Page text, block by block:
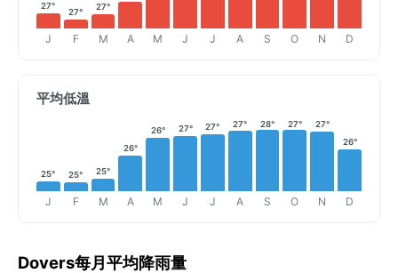
27°
J
27°
F
27°
M A M J J A S O N D
平均低溫
25°
J
25°
F
25°
M
26°
A
26°
M
27°
J
27°
J
27°
A
28°
S
27°
O
27°
N
26°
D
Dovers每月平均降雨量